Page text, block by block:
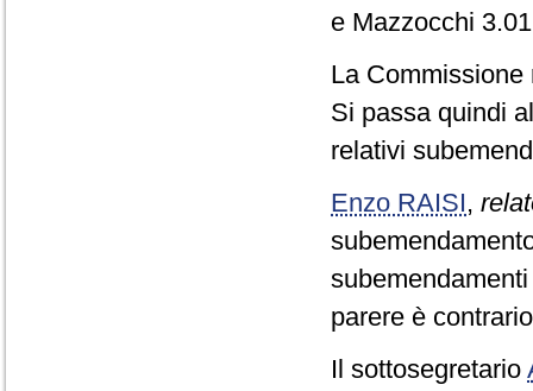
e Mazzocchi
La
Si passa quindi
relativi
Enzo RAISI,
parere è
Il sottosegretario